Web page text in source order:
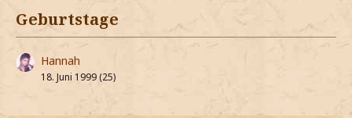
Geburtstage
Hannah
18. Juni 1999 (25)